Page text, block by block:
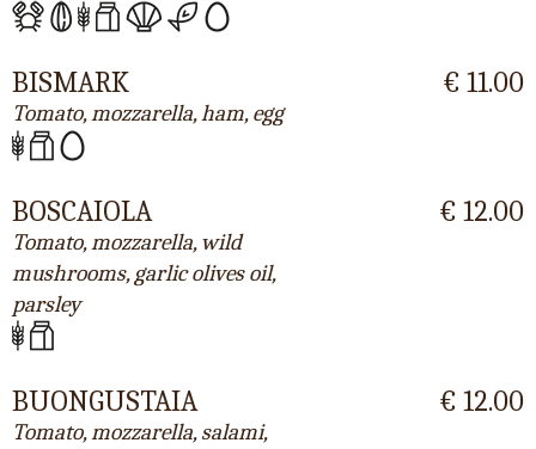
BISMARK
Tomato, mozzarella, ham, egg
€ 11.00
BOSCAIOLA
Tomato, mozzarella, wild
mushrooms, garlic olives oil,
parsley
€ 12.00
BUONGUSTAIA
Tomato, mozzarella, salami,
€ 12.00